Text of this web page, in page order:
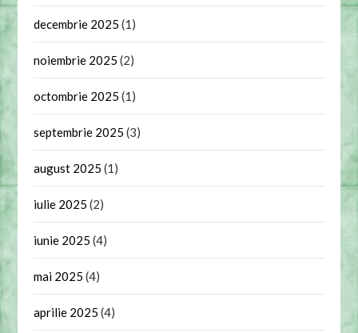
decembrie 2025 (1)
noiembrie 2025 (2)
octombrie 2025 (1)
septembrie 2025 (3)
august 2025 (1)
iulie 2025 (2)
iunie 2025 (4)
mai 2025 (4)
aprilie 2025 (4)